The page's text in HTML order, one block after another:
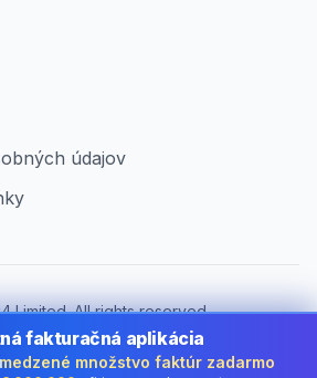
údajov
Limited. All rights reserved.
firmy v Slovakia
Slovakia
fakturačná aplikácia
množstvo faktúr zadarmo